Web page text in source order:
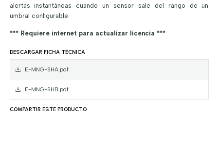
alertas instantáneas cuando un sensor sale del rango de un
umbral configurable.
*** Requiere internet para actualizar licencia ***
DESCARGAR FICHA TÉCNICA
E-MNG-SHA.pdf
E-MNG-SHB.pdf
COMPARTIR ESTE PRODUCTO